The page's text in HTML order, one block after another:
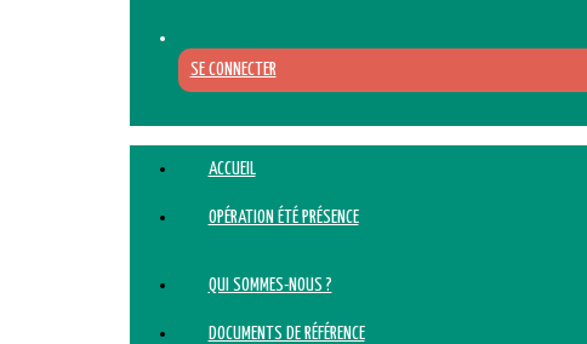
SE CONNECTER
ACCUEIL
OPÉRATION ÉTÉ PRÉSENCE
QUI SOMMES-NOUS ?
DOCUMENTS DE RÉFÉRENCE